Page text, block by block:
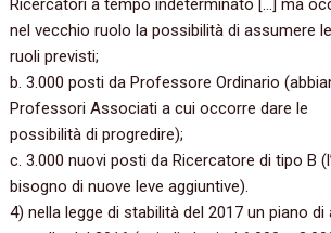
Ricercatori a tempo indeterminato […] ma
nel vecchio ruolo la possibilità di assumere
ruoli previsti;
b. 3.000 posti da Professore Ordinario
Professori Associati a cui occorre dare le
possibilità di progredire);
c. 3.000 nuovi posti da Ricercatore di tipo B
bisogno di nuove leve aggiuntive).
4) nella legge di stabilità del 2017 un piano